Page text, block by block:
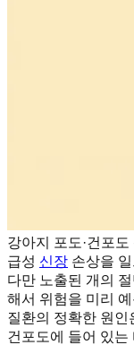
강아지 포도·건포
급성 신장 손상을
다만 노출된 개의
해서 위험을 미리
질환의 정확한 원
건포도에 들어 있는